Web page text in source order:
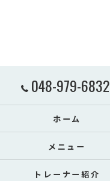
048-979-6832
ホーム
メニュー
トレーナー紹介